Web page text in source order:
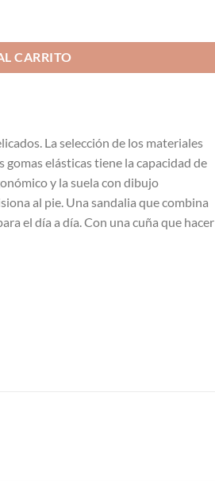
CARRITO
La selección de los materiales
elásticas tiene la capacidad de
y la suela con dibujo
al pie. Una sandalia que combina
el día a día. Con una cuña que hacer